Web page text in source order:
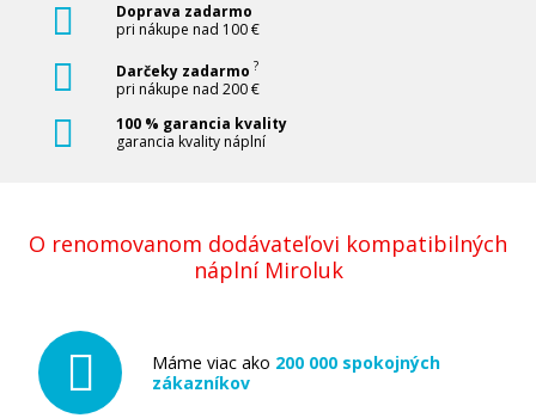
Doprava zadarmo
pri nákupe nad 100 €
Darčeky zadarmo ?
pri nákupe nad 200 €
100 % garancia kvality
garancia kvality náplní
O renomovanom dodávateľovi kompatibilných
náplní Miroluk
Máme viac ako 200 000 spokojných
zákazníkov